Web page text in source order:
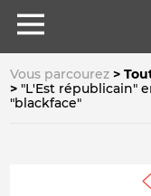
Vous parcourez
"L'Est républicain"
"blackface"